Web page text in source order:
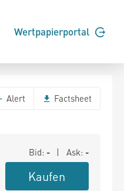
Wertpapierportal
Alert Factsheet
Bid: - | Ask: -
Kaufen